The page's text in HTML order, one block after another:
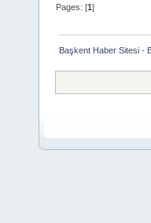
Pages: [1]
Başkent Haber Sitesi -